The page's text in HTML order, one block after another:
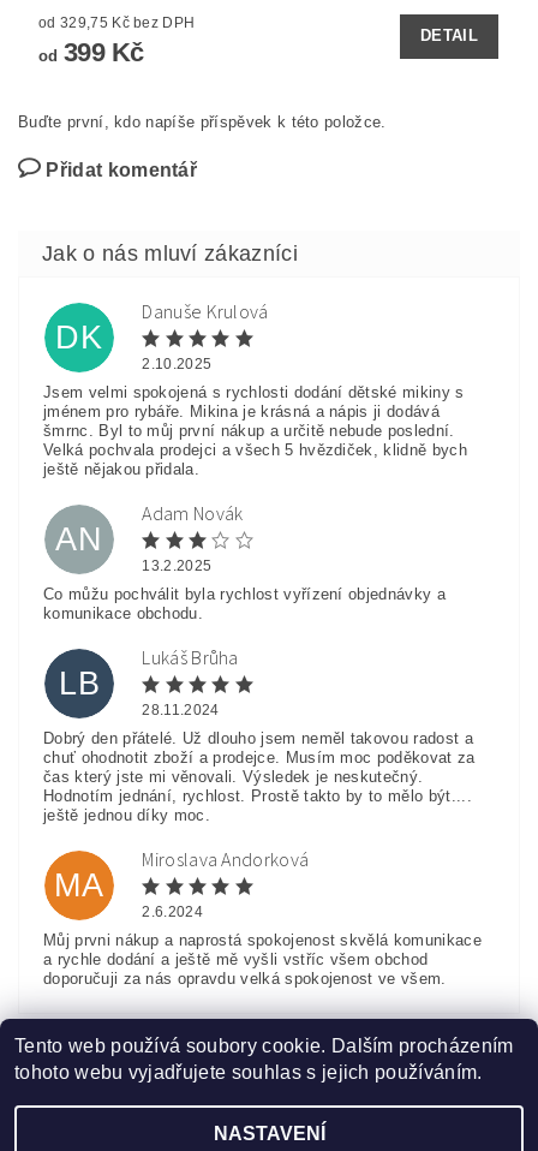
od 329,75 Kč bez DPH
od 399 Kč
DETAIL
Buďte první, kdo napíše příspěvek k této položce.
Přidat komentář
DK
Danuše Krulová
2.10.2025
Jsem velmi spokojená s rychlosti dodání dětské mikiny s
jménem pro rybáře. Mikina je krásná a nápis ji dodává
šmrnc. Byl to můj první nákup a určitě nebude poslední.
Velká pochvala prodejci a všech 5 hvězdiček, klidně bych
ještě nějakou přidala.
AN
Adam Novák
13.2.2025
Co můžu pochválit byla rychlost vyřízení objednávky a
komunikace obchodu.
LB
Lukáš Brůha
28.11.2024
Dobrý den přátelé. Už dlouho jsem neměl takovou radost a
chuť ohodnotit zboží a prodejce. Musím moc poděkovat za
čas který jste mi věnovali. Výsledek je neskutečný.
Hodnotím jednání, rychlost. Prostě takto by to mělo být....
ještě jednou díky moc.
MA
Miroslava Andorková
2.6.2024
Můj prvni nákup a naprostá spokojenost skvělá komunikace
a rychle dodání a ještě mě vyšli vstříc všem obchod
doporučuji za nás opravdu velká spokojenost ve všem.
Tento web používá soubory cookie. Dalším procházením
tohoto webu vyjadřujete souhlas s jejich používáním.
NASTAVENÍ